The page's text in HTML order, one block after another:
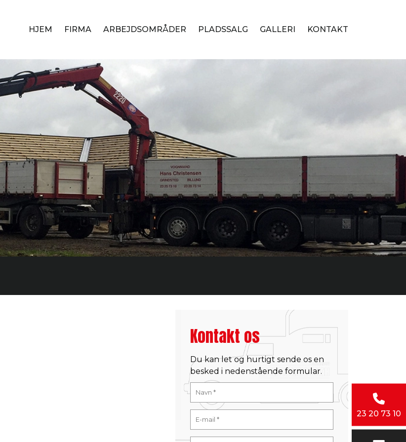
HJEM FIRMA ARBEJDSOMRÅDER PLADSSALG GALLERI KONTAKT
Kontakt os
Du kan let og hurtigt sende os en
besked i nedenstående formular.
23 20 73 10